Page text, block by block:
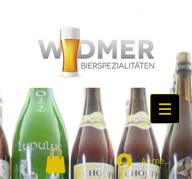
Anmelden